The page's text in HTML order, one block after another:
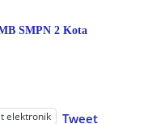
SMPN 2 Kota
elektronik Tweet